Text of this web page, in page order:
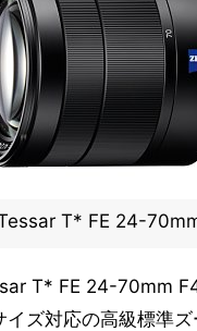
T* FE 24-
T* FE 24-70mm
ズ対応の高級標準